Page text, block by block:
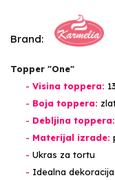
Brand:
Topper "One"
- Visina toppera:
- Boja toppera:
- Debljina toppera:
- Materijal izrade:
- Ukras za tortu
- Idealna